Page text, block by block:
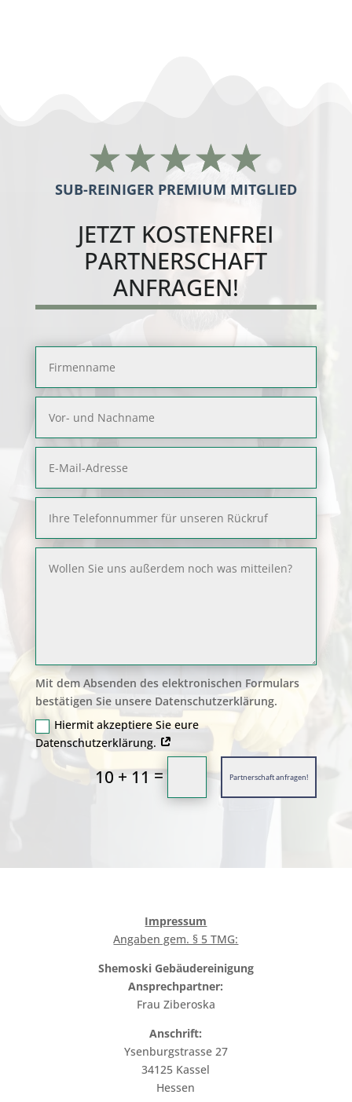
☆☆☆☆☆
SUB-REINIGER PREMIUM MITGLIED
JETZT KOSTENFREI
PARTNERSCHAFT
ANFRAGEN!
Mit dem Absenden des elektronischen Formulars
bestätigen Sie unsere Datenschutzerklärung.
Hiermit akzeptiere Sie eure
Datenschutzerklärung.
10 + 11= Partnerschaft anfragen!
Impressum
Angaben gem. § 5 TMG:
Shemoski Gebäudereinigung
Ansprechpartner:
Frau Ziberoska
Anschrift:
Ysenburgstrasse 27
34125 Kassel
Hessen